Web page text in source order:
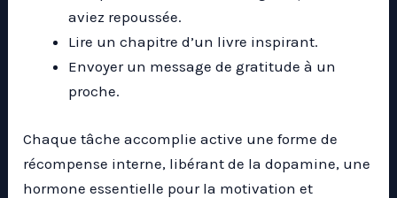
aviez repoussée.
Lire un chapitre d’un livre inspirant.
Envoyer un message de gratitude à un
proche.
Chaque tâche accomplie active une forme de
récompense interne, libérant de la dopamine, une
hormone essentielle pour la motivation et